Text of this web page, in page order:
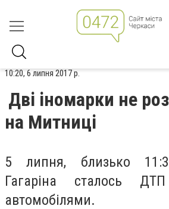
10:20, 6 липня 2017 р.
Дві іномарки не
на Митниці
5 липня, близько
Гагаріна сталось
автомобілями.